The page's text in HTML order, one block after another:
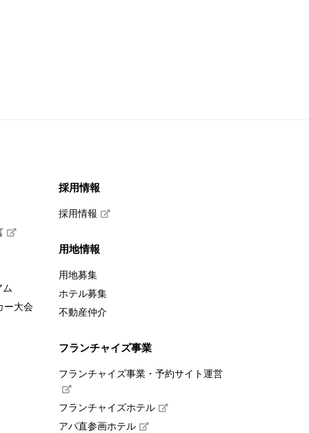
ム
ー大会
採用情報
採用情報
用地情報
用地募集
ホテル募集
不動産仲介
フランチャイズ事業
フランチャイズ事業・予約サイト運営
フランチャイズホテル
アパ直参画ホテル